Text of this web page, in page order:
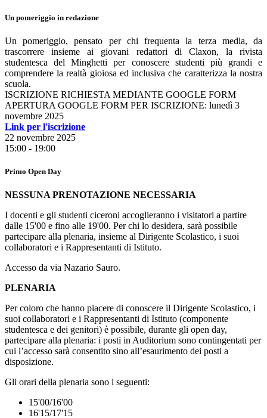
Un pomeriggio in redazione
Un pomeriggio, pensato per chi frequenta la terza media, da
trascorrere insieme ai giovani redattori di Claxon, la rivista
studentesca del Minghetti per conoscere studenti più grandi e
comprendere la realtà gioiosa ed inclusiva che caratterizza la nostra
scuola.
ISCRIZIONE RICHIESTA MEDIANTE GOOGLE FORM
APERTURA GOOGLE FORM PER ISCRIZIONE: lunedì 3
novembre 2025
Link per l'iscrizione
22 novembre 2025
15:00 - 19:00
Primo Open Day
NESSUNA PRENOTAZIONE NECESSARIA
I docenti e gli studenti ciceroni accoglieranno i visitatori a partire
dalle 15'00 e fino alle 19'00. Per chi lo desidera, sarà possibile
partecipare alla plenaria, insieme al Dirigente Scolastico, i suoi
collaboratori e i Rappresentanti di Istituto.
Accesso da via Nazario Sauro.
PLENARIA
Per coloro che hanno piacere di conoscere il Dirigente Scolastico, i
suoi collaboratori e i Rappresentanti di Istituto (componente
studentesca e dei genitori) è possibile, durante gli open day,
partecipare alla plenaria: i posti in Auditorium sono contingentati per
cui l’accesso sarà consentito sino all’esaurimento dei posti a
disposizione.
Gli orari della plenaria sono i seguenti:
15'00/16'00
16'15/17'15